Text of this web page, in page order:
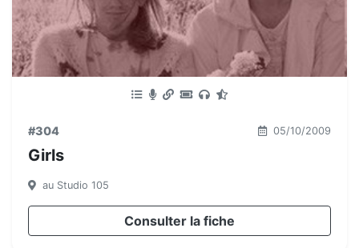
#304 05/10/2009
Girls
au Studio 105
Consulter la fiche